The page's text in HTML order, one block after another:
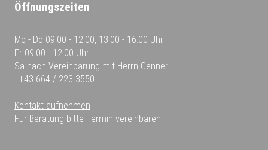
Öffnungszeiten
Mo - Do 09:00 - 12:00, 13:00 - 16:00 Uhr
Fr 09:00 - 12:00 Uhr
Sa nach Vereinbarung mit Herrn Genner
+43 664 / 223 3550
Kontakt aufnehmen
Für Beratung bitte Termin vereinbaren.